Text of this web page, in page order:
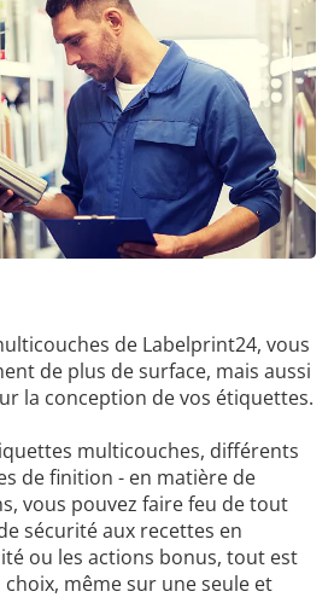
de Labelprint24, vous
de plus de surface, mais aussi
la conception de vos étiquettes.
multicouches, différents
de finition - en matière de
vous pouvez faire feu de tout
sécurité aux recettes en
ou les actions bonus, tout est
choix, même sur une seule et